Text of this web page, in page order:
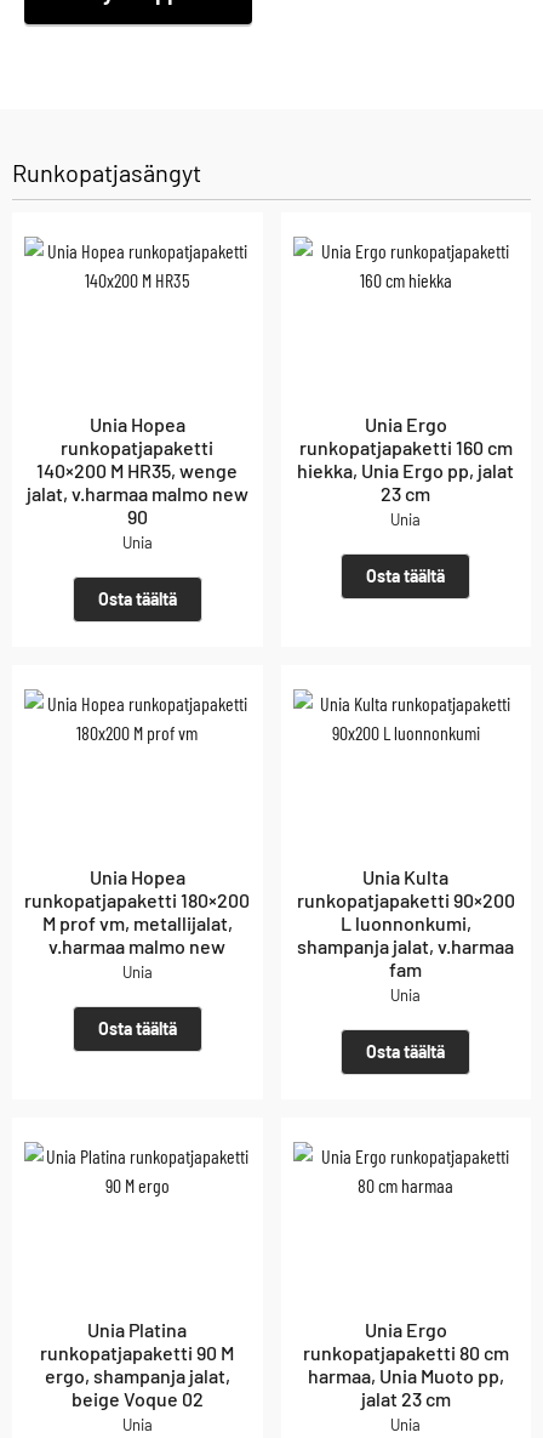
Runkopatjasängyt
Unia Hopea
runkopatjapaketti
140×200 M HR35, wenge
jalat, v.harmaa malmo new
90
Unia
Osta täältä
Unia Ergo
runkopatjapaketti 160 cm
hiekka, Unia Ergo pp, jalat
23 cm
Unia
Osta täältä
Unia Hopea
runkopatjapaketti 180×200
M prof vm, metallijalat,
v.harmaa malmo new
Unia
Osta täältä
Unia Kulta
runkopatjapaketti 90×200
L luonnonkumi,
shampanja jalat, v.harmaa
fam
Unia
Osta täältä
Unia Platina
runkopatjapaketti 90 M
ergo, shampanja jalat,
beige Voque 02
Unia
Unia Ergo
runkopatjapaketti 80 cm
harmaa, Unia Muoto pp,
jalat 23 cm
Unia